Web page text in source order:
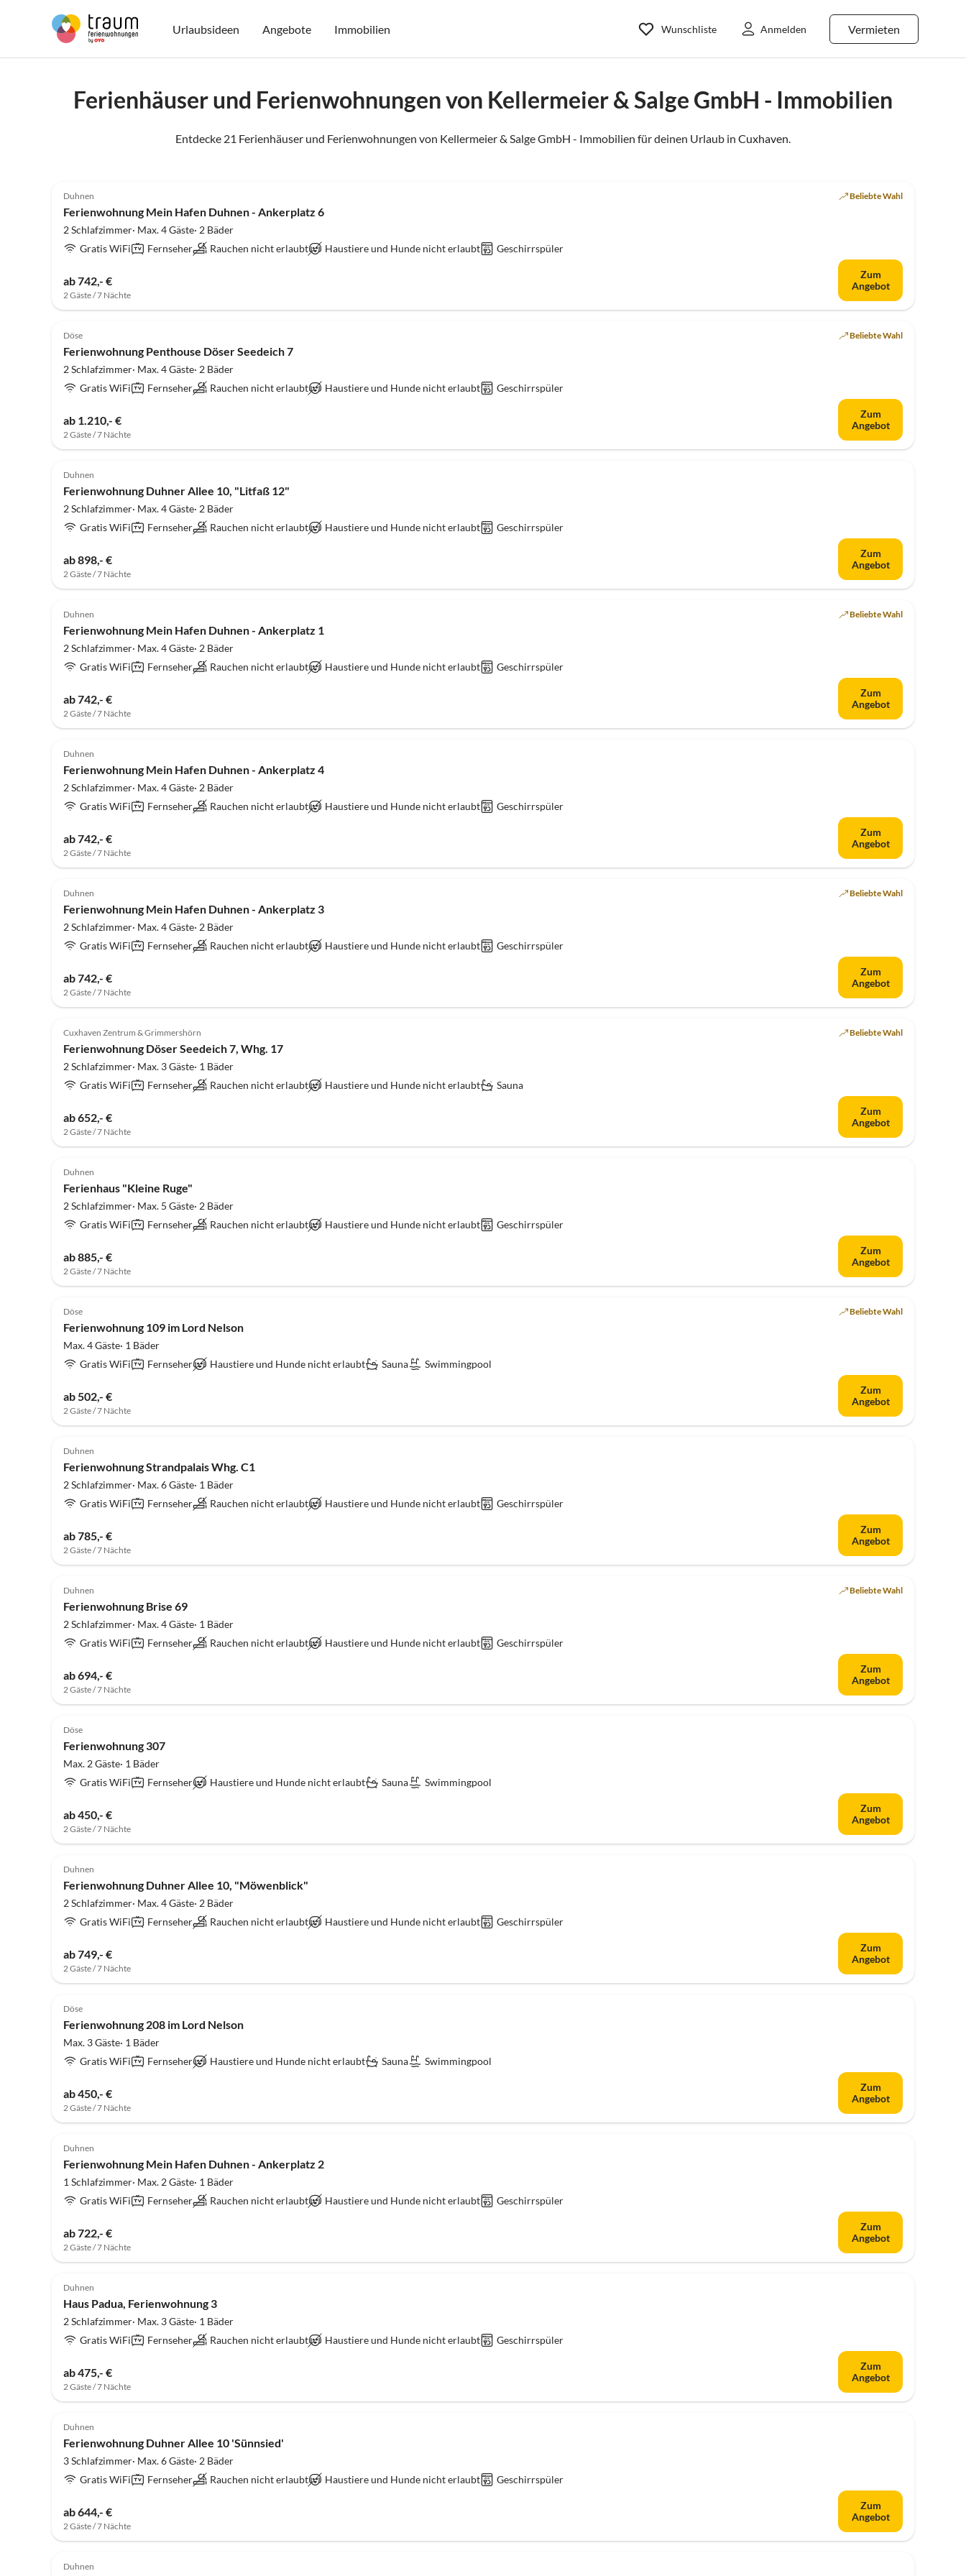
Urlaubsideen Angebote Immobilien Vermieten
Wunschliste Anmelden
Ferienhäuser und Ferienwohnungen von Kellermeier & Salge GmbH - Immobilien
Entdecke 21 Ferienhäuser und Ferienwohnungen von Kellermeier & Salge GmbH - Immobilien für deinen Urlaub in Cuxhaven.
Duhnen Beliebte Wahl
Ferienwohnung Mein Hafen Duhnen - Ankerplatz 6
2 Schlafzimmer· Max. 4 Gäste· 2 Bäder
Gratis WiFi
Fernseher Rauchen nicht erlaubt Haustiere und Hunde nicht erlaubt Geschirrspüler
ab 742,- €
2 Gäste / 7 Nächte
Zum
Angebot
4.9 (8)
Döse Beliebte Wahl
Ferienwohnung Penthouse Döser Seedeich 7
2 Schlafzimmer· Max. 4 Gäste· 2 Bäder
Gratis WiFi
Fernseher Rauchen nicht erlaubt Haustiere und Hunde nicht erlaubt Geschirrspüler
ab 1.210,- €
2 Gäste / 7 Nächte
Zum
Angebot
5.0 (6)
Duhnen
Ferienwohnung Duhner Allee 10, "Litfaß 12"
2 Schlafzimmer· Max. 4 Gäste· 2 Bäder
Gratis WiFi
Fernseher Rauchen nicht erlaubt Haustiere und Hunde nicht erlaubt Geschirrspüler
ab 898,- €
2 Gäste / 7 Nächte
Zum
Angebot
4.9 (6)
Duhnen Beliebte Wahl
Ferienwohnung Mein Hafen Duhnen - Ankerplatz 1
2 Schlafzimmer· Max. 4 Gäste· 2 Bäder
Gratis WiFi
Fernseher Rauchen nicht erlaubt Haustiere und Hunde nicht erlaubt Geschirrspüler
ab 742,- €
2 Gäste / 7 Nächte
Zum
Angebot
4.9 (6)
Duhnen
Ferienwohnung Mein Hafen Duhnen - Ankerplatz 4
2 Schlafzimmer· Max. 4 Gäste· 2 Bäder
Gratis WiFi
Fernseher Rauchen nicht erlaubt Haustiere und Hunde nicht erlaubt Geschirrspüler
ab 742,- €
2 Gäste / 7 Nächte
Zum
Angebot
5.0 (5)
Duhnen Beliebte Wahl
Ferienwohnung Mein Hafen Duhnen - Ankerplatz 3
2 Schlafzimmer· Max. 4 Gäste· 2 Bäder
Gratis WiFi
Fernseher Rauchen nicht erlaubt Haustiere und Hunde nicht erlaubt Geschirrspüler
ab 742,- €
2 Gäste / 7 Nächte
Zum
Angebot
5.0 (5)
Cuxhaven Zentrum & Grimmershörn Beliebte Wahl
Ferienwohnung Döser Seedeich 7, Whg. 17
2 Schlafzimmer· Max. 3 Gäste· 1 Bäder
Gratis WiFi
Fernseher Rauchen nicht erlaubt Haustiere und Hunde nicht erlaubt Sauna
ab 652,- €
2 Gäste / 7 Nächte
Zum
Angebot
4.8 (5)
Duhnen
Ferienhaus "Kleine Ruge"
2 Schlafzimmer· Max. 5 Gäste· 2 Bäder
Gratis WiFi
Fernseher Rauchen nicht erlaubt Haustiere und Hunde nicht erlaubt Geschirrspüler
ab 885,- €
2 Gäste / 7 Nächte
Zum
Angebot
5.0 (5)
Döse Beliebte Wahl
Ferienwohnung 109 im Lord Nelson
Max. 4 Gäste· 1 Bäder
Gratis WiFi
Fernseher Haustiere und Hunde nicht erlaubt Sauna Swimmingpool
ab 502,- €
2 Gäste / 7 Nächte
Zum
Angebot
5.0 (5)
Duhnen
Ferienwohnung Strandpalais Whg. C1
2 Schlafzimmer· Max. 6 Gäste· 1 Bäder
Gratis WiFi
Fernseher Rauchen nicht erlaubt Haustiere und Hunde nicht erlaubt Geschirrspüler
ab 785,- €
2 Gäste / 7 Nächte
Zum
Angebot
4.6 (4)
Duhnen Beliebte Wahl
Ferienwohnung Brise 69
2 Schlafzimmer· Max. 4 Gäste· 1 Bäder
Gratis WiFi
Fernseher Rauchen nicht erlaubt Haustiere und Hunde nicht erlaubt Geschirrspüler
ab 694,- €
2 Gäste / 7 Nächte
Zum
Angebot
5.0 (4)
Döse
Ferienwohnung 307
Max. 2 Gäste· 1 Bäder
Gratis WiFi
Fernseher Haustiere und Hunde nicht erlaubt Sauna Swimmingpool
ab 450,- €
2 Gäste / 7 Nächte
Zum
Angebot
4.4 (4)
Duhnen
Ferienwohnung Duhner Allee 10, "Möwenblick"
2 Schlafzimmer· Max. 4 Gäste· 2 Bäder
Gratis WiFi
Fernseher Rauchen nicht erlaubt Haustiere und Hunde nicht erlaubt Geschirrspüler
ab 749,- €
2 Gäste / 7 Nächte
Zum
Angebot
4.9 (4)
Döse
Ferienwohnung 208 im Lord Nelson
Max. 3 Gäste· 1 Bäder
Gratis WiFi
Fernseher Haustiere und Hunde nicht erlaubt Sauna Swimmingpool
ab 450,- €
2 Gäste / 7 Nächte
Zum
Angebot
5.0 (3)
Duhnen
Ferienwohnung Mein Hafen Duhnen - Ankerplatz 2
1 Schlafzimmer· Max. 2 Gäste· 1 Bäder
Gratis WiFi
Fernseher Rauchen nicht erlaubt Haustiere und Hunde nicht erlaubt Geschirrspüler
ab 722,- €
2 Gäste / 7 Nächte
Zum
Angebot
4.8 (3)
Duhnen
Haus Padua, Ferienwohnung 3
2 Schlafzimmer· Max. 3 Gäste· 1 Bäder
Gratis WiFi
Fernseher Rauchen nicht erlaubt Haustiere und Hunde nicht erlaubt Geschirrspüler
ab 475,- €
2 Gäste / 7 Nächte
Zum
Angebot
4.6 (3)
Duhnen
Ferienwohnung Duhner Allee 10 'Sünnsied'
3 Schlafzimmer· Max. 6 Gäste· 2 Bäder
Gratis WiFi
Fernseher Rauchen nicht erlaubt Haustiere und Hunde nicht erlaubt Geschirrspüler
ab 644,- €
2 Gäste / 7 Nächte
Zum
Angebot
5.0 (3)
Duhnen